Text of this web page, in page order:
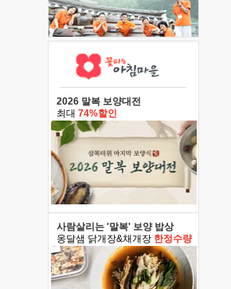
2026 말복 보양대전
최대 74%할인
사람살리는 '말복' 보양 밥상
옹달샘 닭개장&채개장 한정수량